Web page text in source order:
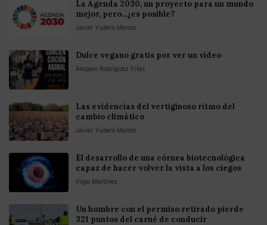
La Agenda 2030, un proyecto para un mundo
mejor, pero...¿es posible?
Javier Yubero Morato
Dulce vegano gratis por ver un vídeo
Amparo Rodríguez Frías
Las evidencias del vertiginoso ritmo del
cambio climático
Javier Yubero Morato
El desarrollo de una córnea biotecnológica
capaz de hacer volver la vista a los ciegos
Iñigo Martinez
Un hombre con el permiso retirado pierde
321 puntos del carné de conducir